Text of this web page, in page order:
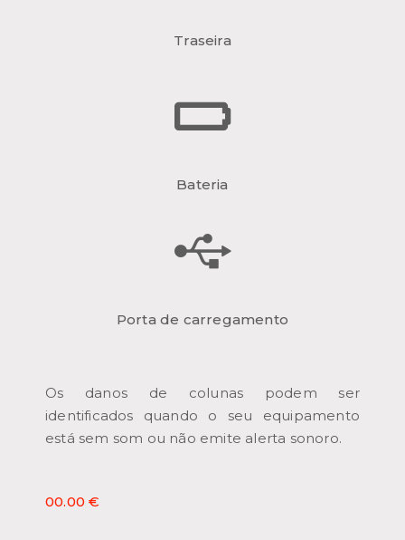
Traseira
Bateria
Porta de carregamento
Os danos de colunas podem ser
identificados quando o seu equipamento
está sem som ou não emite alerta sonoro.
00.00 €